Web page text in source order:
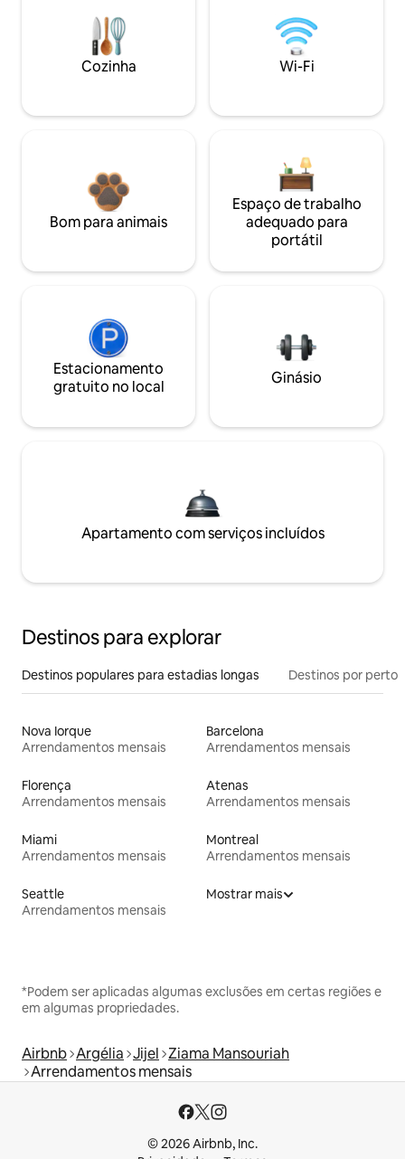
Cozinha Wi-Fi
Bom para animais
Espaço de trabalho
adequado para
portátil
Estacionamento
gratuito no local
Ginásio
Apartamento com serviços incluídos
Destinos para explorar
Destinos populares para estadias longas Destinos por perto
Nova Iorque
Arrendamentos mensais
Barcelona
Arrendamentos mensais
Florença
Arrendamentos mensais
Atenas
Arrendamentos mensais
Miami
Arrendamentos mensais
Montreal
Arrendamentos mensais
Seattle
Arrendamentos mensais
Mostrar mais
*Podem ser aplicadas algumas exclusões em certas regiões e
em algumas propriedades.
Airbnb Argélia Jijel Ziama Mansouriah
Arrendamentos mensais
© 2026 Airbnb, Inc.